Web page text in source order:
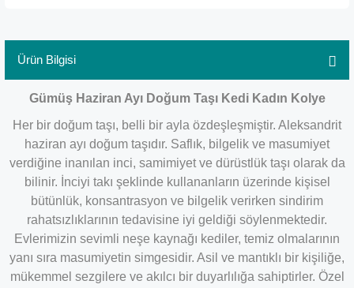
Ürün Bilgisi
Gümüş Haziran Ayı Doğum Taşı Kedi Kadın Kolye
Her bir doğum taşı, belli bir ayla özdeşleşmiştir. Aleksandrit
haziran ayı doğum taşıdır. Saflık, bilgelik ve masumiyet
verdiğine inanılan inci, samimiyet ve dürüstlük taşı olarak da
bilinir. İnciyi takı şeklinde kullananların üzerinde kişisel
bütünlük, konsantrasyon ve bilgelik verirken sindirim
rahatsızlıklarının tedavisine iyi geldiği söylenmektedir.
Evlerimizin sevimli neşe kaynağı kediler, temiz olmalarının
yanı sıra masumiyetin simgesidir. Asil ve mantıklı bir kişiliğe,
mükemmel sezgilere ve akılcı bir duyarlılığa sahiptirler. Özel